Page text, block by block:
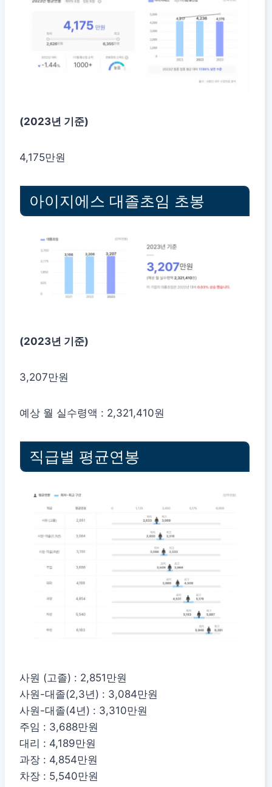
(2023년 기준)
4,175만원
아이지에스 대졸초임 초봉
(2023년 기준)
3,207만원
예상 월 실수령액 : 2,321,410원
직급별 평균연봉
사원 (고졸) : 2,851만원
사원-대졸(2,3년) : 3,084만원
사원-대졸(4년) : 3,310만원
주임 : 3,688만원
대리 : 4,189만원
과장 : 4,854만원
차장 : 5,540만원